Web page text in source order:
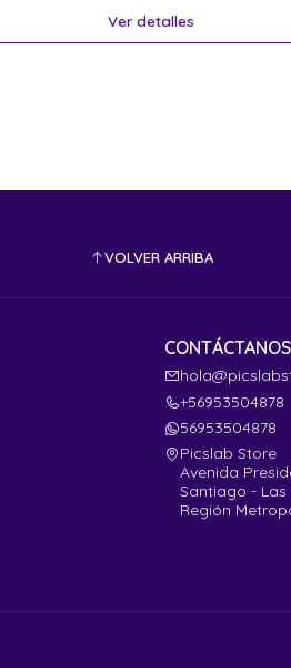
Ver detalles
VOLVER ARRIBA
CONTÁCTANOS
+56953504878
56953504878
Picslab Store
Avenida
Santiago - Las
Región